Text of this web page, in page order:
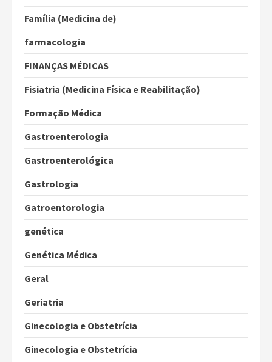
Família (Medicina de)
farmacologia
FINANÇAS MÉDICAS
Fisiatria (Medicina Física e Reabilitação)
Formação Médica
Gastroenterologia
Gastroenterológica
Gastrologia
Gatroentorologia
genética
Genética Médica
Geral
Geriatria
Ginecologia e Obstetrícia
Ginecologia e Obstetrícia